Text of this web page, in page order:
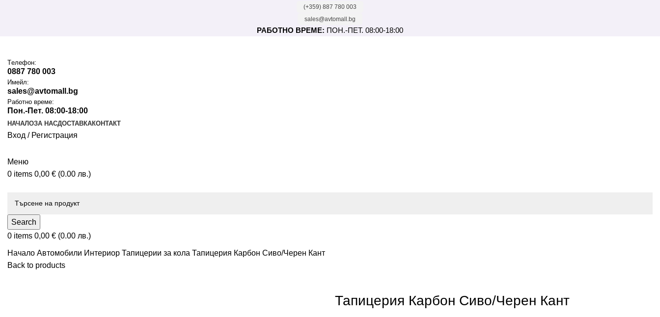
(+359) 887 780 003
sales@avtomall.bg
РАБОТНО ВРЕМЕ: ПОН.-ПЕТ. 08:00-18:00
Tелефон:
0887 780 003
Имейл:
sales@avtomall.bg
Работно време:
Пон.-Пет. 08:00-18:00
НАЧАЛОЗА НАСДОСТАВКАКОНТАКТ
Вход / Регистрация
Меню
0 items 0,00 € (0.00 лв.)
Search
0 items 0,00 € (0.00 лв.)
Начало Автомобили Интериор Тапицерии за кола Тапицерия Карбон Сиво/Черен Кант
Back to products
Тапицерия Карбон Сиво/Черен Кант